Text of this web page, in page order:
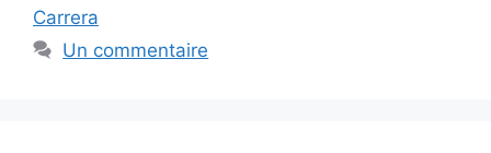
Carrera
Un commentaire